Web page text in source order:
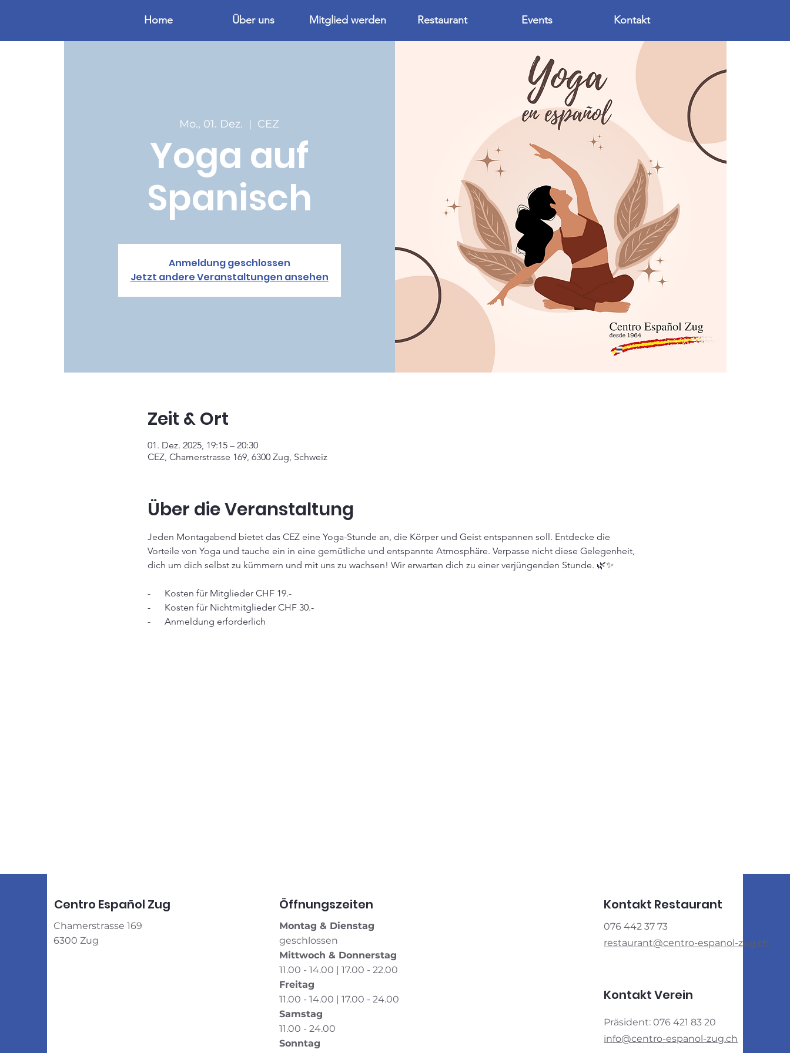
Home Über uns Mitglied werden Restaurant Events Kontakt
Mo., 01. Dez.
  |
CEZ
Yoga auf
Spanisch
Anmeldung geschlossen
Jetzt andere Veranstaltungen ansehen
Zeit & Ort
01. Dez. 2025, 19:15 – 20:30
CEZ, Chamerstrasse 169, 6300 Zug, Schweiz
Über die Veranstaltung
Jeden Montagabend bietet das CEZ eine Yoga-Stunde an, die Körper und Geist entspannen soll. Entdecke die
Vorteile von Yoga und tauche ein in eine gemütliche und entspannte Atmosphäre. Verpasse nicht diese Gelegenheit,
dich um dich selbst zu kümmern und mit uns zu wachsen! Wir erwarten dich zu einer verjüngenden Stunde. 🌿✨
-      Kosten für Mitglieder CHF 19.-
-      Kosten für Nichtmitglieder CHF 30.-
-      Anmeldung erforderlich
Centro Español Zug
Chamerstrasse 169
6300 Zug
Öffnungszeiten
Montag & Dienstag
geschlossen
Mittwoch & Donnerstag
11.00 - 14.00 | 17.00 - 22.00
Freitag
11.00 - 14.00 | 17.00 - 24.00
Samstag
11.00 - 24.00
Sonntag
Kontakt Restaurant
076 442 37 73
restaurant@centro-espanol-zug.ch
Kontakt Verein
Präsident: 076 421 83 20
info@centro-espanol-zug.ch